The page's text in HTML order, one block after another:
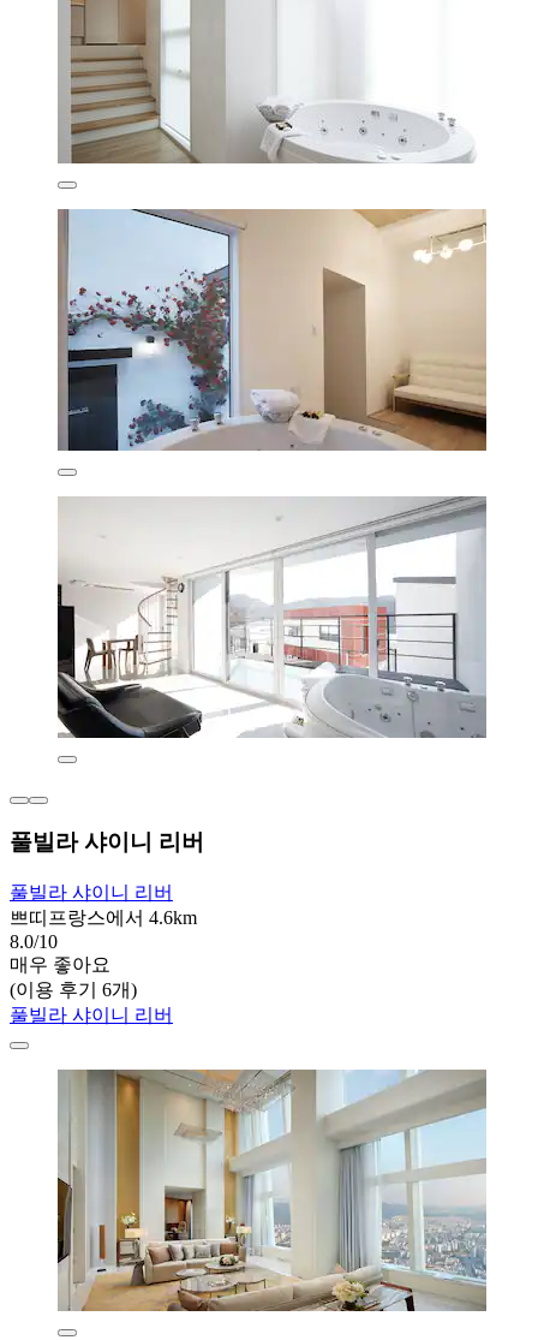
풀빌라 샤이니 리버
풀빌라 샤이니 리버
쁘띠프랑스에서 4.6km
8.0/10
매우 좋아요
(이용 후기 6개)
풀빌라 샤이니 리버